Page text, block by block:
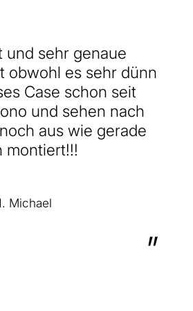
und sehr genaue
obwohl es sehr dünn
Case schon seit
und sehen nach
aus wie gerade
montiert!!!
”
Michael